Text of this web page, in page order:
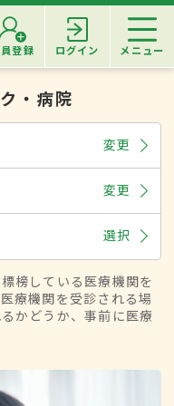
登録 ログイン メニュー
・病院
変更
変更
選択
榜している医療機関を
療機関を受診される場
かどうか、事前に医療